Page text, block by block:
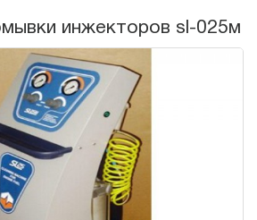
инжекторов sl-025м